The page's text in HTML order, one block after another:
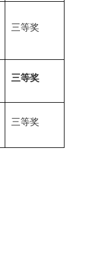
三等奖
三等奖
三等奖